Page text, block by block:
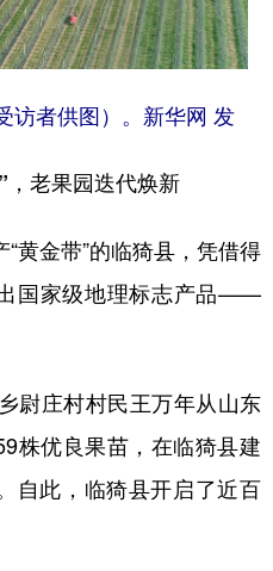
上海 江苏
海南 重庆
云南 西藏
青海 宁夏
Français عربى
访者供图）。新华网 发
，老果园迭代焕新
金带”的临猗县，凭借得
国家级地理标志产品——
庄村村民王万年从山东
株优良果苗，在临猗县建
自此，临猗县开启了近百